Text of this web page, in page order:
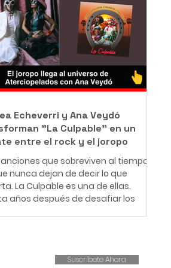
como barrendero en las calles de
con una misión que resume en
"Bendecido para bendecir".
muy pequeño, Leonardo entendió
significa enfrentar dificultades
Creció en una familia de
r
Echeverri y Ana Veydó
"La Culpable" en un
entre el rock y el joropo
que sobreviven al tiempo
nunca dejan de decir lo que
La Culpable es una de ellas.
años después de desafiar los
por la voz indómita de Ana
Suscríbete Ahora